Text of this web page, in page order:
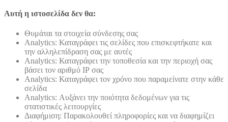
Αυτή η ιστοσελίδα δεν θα:
Θυμάται τα στοιχεία σύνδεσης σας
Analytics: Καταγράφει τις σελίδες που επισκεφτήκατε και
την αλληλεπίδραση σας με αυτές
Analytics: Καταγράφει την τοποθεσία και την περιοχή σας
βάσει τον αριθμό ΙΡ σας
Analytics: Καταγράφει τον χρόνο που παραμείνατε στην κάθε
σελίδα
Analytics: Αυξάνει την ποιότητα δεδομένων για τις
στατιστικές λειτουργίες
Διαφήμιση: Παρακολουθεί πληροφορίες και να διαφημίζει